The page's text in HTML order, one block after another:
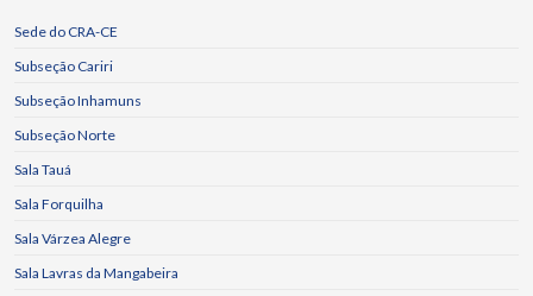
Sede do CRA-CE
Subseção Cariri
Subseção Inhamuns
Subseção Norte
Sala Tauá
Sala Forquilha
Sala Várzea Alegre
Sala Lavras da Mangabeira